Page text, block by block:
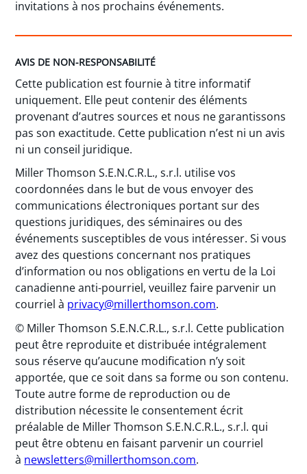
invitations à nos prochains événements.
AVIS DE NON-RESPONSABILITÉ
Cette publication est fournie à titre informatif
uniquement. Elle peut contenir des éléments
provenant d’autres sources et nous ne garantissons
pas son exactitude. Cette publication n’est ni un avis
ni un conseil juridique.
Miller Thomson S.E.N.C.R.L., s.r.l. utilise vos
coordonnées dans le but de vous envoyer des
communications électroniques portant sur des
questions juridiques, des séminaires ou des
événements susceptibles de vous intéresser. Si vous
avez des questions concernant nos pratiques
d’information ou nos obligations en vertu de la Loi
canadienne anti-pourriel, veuillez faire parvenir un
courriel à privacy@millerthomson.com.
© Miller Thomson S.E.N.C.R.L., s.r.l. Cette publication
peut être reproduite et distribuée intégralement
sous réserve qu’aucune modification n’y soit
apportée, que ce soit dans sa forme ou son contenu.
Toute autre forme de reproduction ou de
distribution nécessite le consentement écrit
préalable de Miller Thomson S.E.N.C.R.L., s.r.l. qui
peut être obtenu en faisant parvenir un courriel
à newsletters@millerthomson.com.